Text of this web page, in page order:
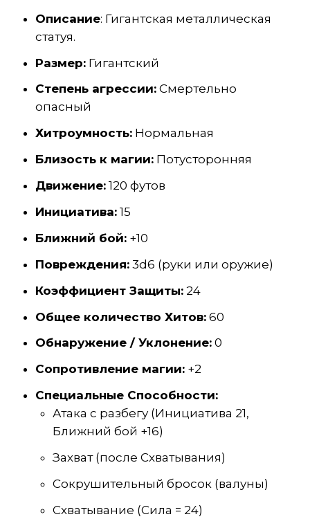
Описание: Гигантская металлическая
статуя.
Размер:Гигантский
Степень агрессии:Смертельно
опасный
Хитроумность:Нормальная
Близость к магии:Потусторонняя
Движение:120 футов
Инициатива:15
Ближний бой:+10
Повреждения:3d6 (руки или оружие)
Коэффициент Защиты:24
Общее количество Хитов:60
Обнаружение / Уклонение:0
Сопротивление магии:+2
Специальные Способности:
Атака с разбегу (Инициатива 21,
Ближний бой +16)
Захват (после Схватывания)
Сокрушительный бросок (валуны)
Схватывание (Сила = 24)